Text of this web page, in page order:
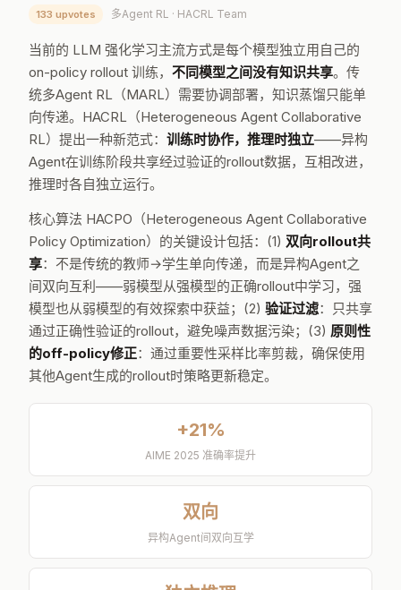
133 upvotes 多Agent RL · HACRL Team
当前的 LLM 强化学习主流方式是每个模型独立用自己的
on-policy rollout 训练， 不同模型之间没有知识共享。传
统多Agent RL（MARL）需要协调部署，知识蒸馏只能单
向传递。HACRL（Heterogeneous Agent Collaborative
RL）提出一种新范式： 训练时协作，推理时独立——异构
Agent在训练阶段共享经过验证的rollout数据，互相改进，
推理时各自独立运行。
核心算法 HACPO（Heterogeneous Agent Collaborative
Policy Optimization）的关键设计包括：(1) 双向rollout共
享：不是传统的教师→学生单向传递，而是异构Agent之
间双向互利——弱模型从强模型的正确rollout中学习，强
模型也从弱模型的有效探索中获益；(2) 验证过滤：只共享
通过正确性验证的rollout，避免噪声数据污染；(3) 原则性
的off-policy修正：通过重要性采样比率剪裁，确保使用
其他Agent生成的rollout时策略更新稳定。
+21%
AIME 2025 准确率提升
双向
异构Agent间双向互学